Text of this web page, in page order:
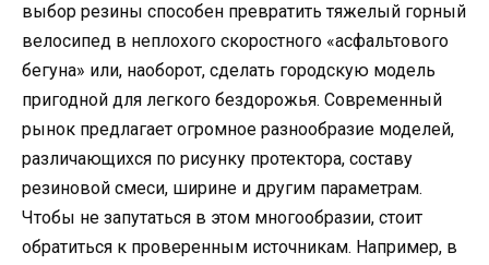
выбор резины способен превратить тяжелый горный
велосипед в неплохого скоростного «асфальтового
бегуна» или, наоборот, сделать городскую модель
пригодной для легкого бездорожья. Современный
рынок предлагает огромное разнообразие моделей,
различающихся по рисунку протектора, составу
резиновой смеси, ширине и другим параметрам.
Чтобы не запутаться в этом многообразии, стоит
обратиться к проверенным источникам. Например, в